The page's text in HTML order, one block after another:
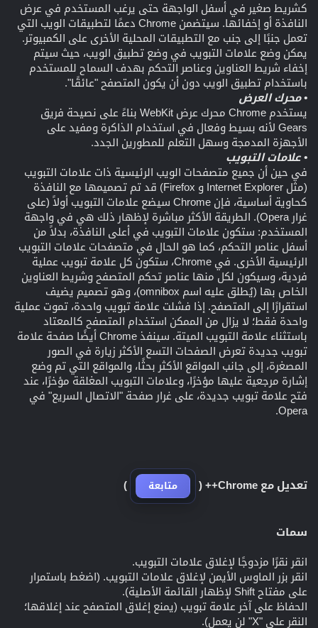
كشريط صغير في أسفل الواجهة حتى يرغب المستخدم في عرض
النافذة أو إخفائها. سيتضمن Chrome دعمًا لتطبيقات الويب التي
تعمل جنبًا إلى جنب مع التطبيقات المحلية الأخرى على الكمبيوتر.
يمكن وضع علامات التبويب في وضع تطبيق الويب، حيث سيتم
إخفاء شريط العناوين وعناصر التحكم بهدف السماح للمستخدم
باستخدام تطبيق الويب دون أن يكون المتصفح "عائقًا".
• محرك العرض
يستخدم Chrome محرك عرض WebKit بناءً على نصيحة فريق
Gears لأنه بسيط وفعال في استخدام الذاكرة ومفيد على
الأجهزة المدمجة وسهل التعلم للمطورين الجدد.
• علامات التبويب
في حين أن جميع متصفحات الويب الرئيسية ذات علامات التبويب
(مثل Internet Explorer و Firefox) قد تم تصميمها مع النافذة
كحاوية أساسية، فإن Chrome سيضع علامات التبويب أولاً (على
غرار Opera). الطريقة الأكثر مباشرة لإظهار ذلك هي في واجهة
المستخدم: ستكون علامات التبويب في أعلى النافذة، بدلاً من
أسفل عناصر التحكم، كما هو الحال في متصفحات علامات التبويب
الرئيسية الأخرى. في Chrome، ستكون كل علامة تبويب عملية
فردية، وسيكون لكل منها عناصر تحكم المتصفح وشريط العناوين
الخاص بها (يُطلق عليه اسم omnibox)، وهو تصميم يضيف
استقرارًا إلى المتصفح. إذا فشلت علامة تبويب واحدة، تموت عملية
واحدة فقط؛ لا يزال من الممكن استخدام المتصفح كالمعتاد
باستثناء علامة التبويب الميتة. سينفذ Chrome أيضًا صفحة علامة
تبويب جديدة تعرض الصفحات التسع الأكثر زيارة في الصور
المصغرة، إلى جانب المواقع الأكثر بحثًا، والمواقع التي تم وضع
إشارة مرجعية عليها مؤخرًا، وعلامات التبويب المغلقة مؤخرًا، عند
فتح علامة تبويب جديدة، على غرار صفحة "الاتصال السريع" في
Opera.
تعديل مع Chrome++ ( متابعة )
سمات
انقر نقرًا مزدوجًا لإغلاق علامات التبويب.
انقر بزر الماوس الأيمن لإغلاق علامات التبويب. (اضغط باستمرار
على مفتاح Shift لإظهار القائمة الأصلية).
الحفاظ على آخر علامة تبويب (يمنع إغلاق المتصفح عند إغلاقها؛
النقر على "X" لن يعمل).